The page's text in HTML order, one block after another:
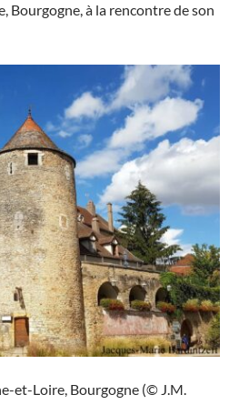
Bourgogne, à la rencontre de son
et-Loire, Bourgogne (© J.M.